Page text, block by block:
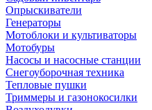
Опрыскиватели
Генераторы
Мотоблоки и культиваторы
Мотобуры
Насосы и насосные станции
Снегоуборочная техника
Тепловые пушки
Триммеры и газонокосилки